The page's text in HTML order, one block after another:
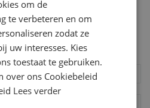
om de
te verbeteren en om
zodat ze
uw interesses. Kies
toestaat te gebruiken.
over ons Cookiebeleid
Lees verder